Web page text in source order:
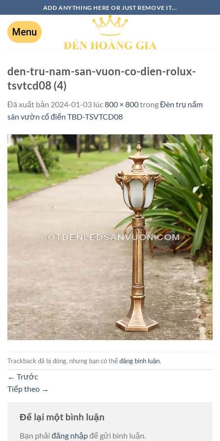
ADD ANYTHING HERE OR JUST REMOVE IT...
den-tru-nam-san-vuon-co-dien-rolux-
tsvtcd08 (4)
Đã xuất bản 2024-01-03 lúc800 × 800trongĐèn trụ nấm
sân vườn cổ điển TBD-TSVTCD08
Trackback đã bị đóng, nhưng bạn có thểđăng bình luận.
← Trước
Tiếp theo →
Để lại một bình luận
Bạn phải đăng nhậpđể gửi bình luận.